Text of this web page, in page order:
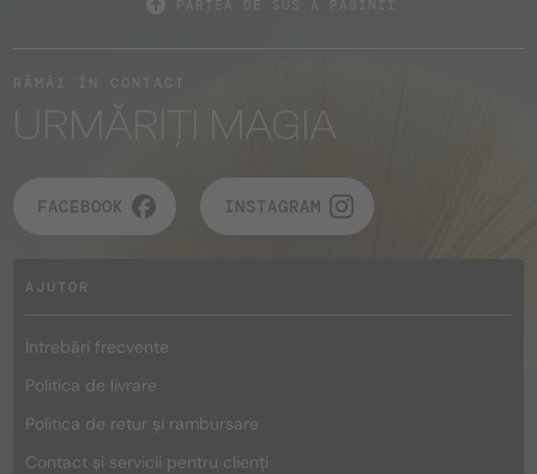
URMĂRIȚI MAGIA
FACEBOOK INSTAGRAM
AJUTOR
Întrebări frecvente
Politica de livrare
Politica de retur și rambursare
Contact și servicii pentru clienți